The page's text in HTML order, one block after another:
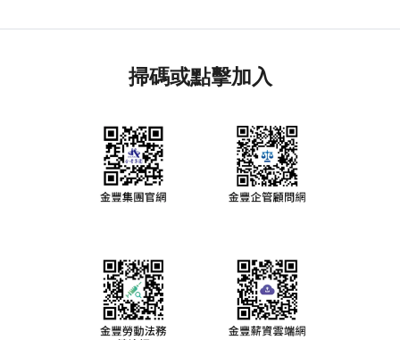
掃碼或點擊加入